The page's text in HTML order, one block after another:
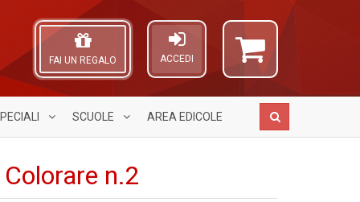
ACCEDI
FAI UN REGALO
SCUOLE AREA EDICOLE
n.2